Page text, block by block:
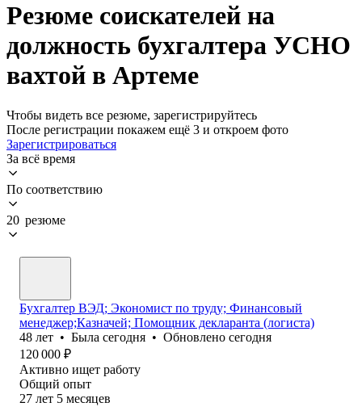
Резюме соискателей на
должность бухгалтера УСНО
вахтой в Артеме
Чтобы видеть все резюме, зарегистрируйтесь
После регистрации покажем ещё 3 и откроем фото
Зарегистрироваться
За всё время
По соответствию
20 резюме
Бухгалтер ВЭД; Экономист по труду; Финансовый
менеджер;Казначей; Помощник декларанта (логиста)
48 лет • Была сегодня • Обновлено сегодня
120 000 ₽
Активно ищет работу
Общий опыт
27 лет 5 месяцев